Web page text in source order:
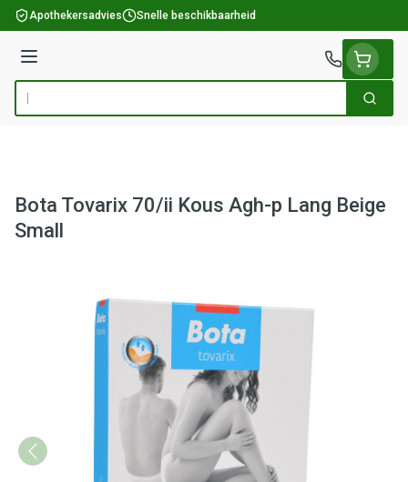
Ga naar de inhoud
Apothekersadvies Snelle beschikbaarheid
Menu
Product, merk, categorie... Zoek
Bota Tovarix 70/ii Kous Agh-p Lang Beige
Small